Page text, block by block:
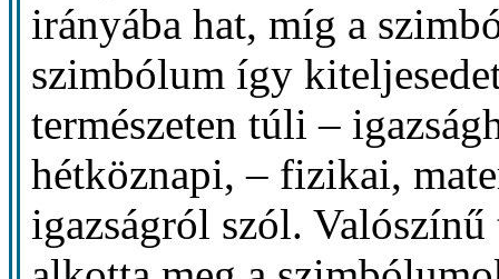
irányába hat, míg a
szimbólum így
természeten túli –
hétköznapi, – fizikai,
igazságról szól.